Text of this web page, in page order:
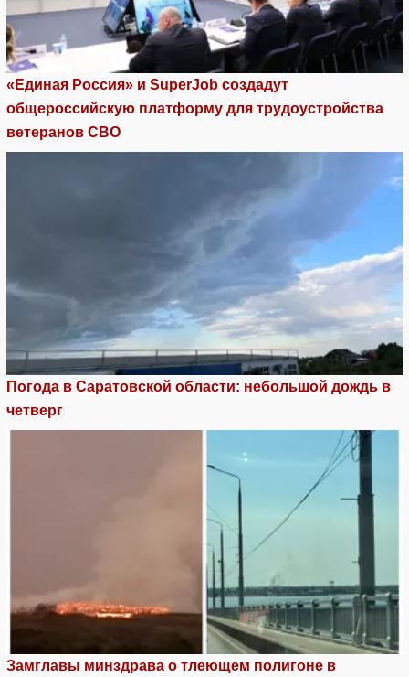
«Единая Россия» и SuperJob создадут
общероссийскую платформу для трудоустройства
ветеранов СВО
Погода в Саратовской области: небольшой дождь в
четверг
Замглавы минздрава о тлеющем полигоне в